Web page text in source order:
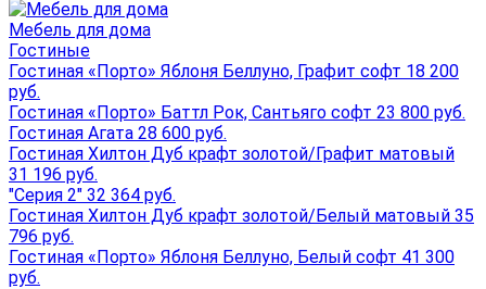
Мебель для дома
Гостиные
Гостиная «Порто» Яблоня Беллуно, Графит софт 18 200
руб.
Гостиная «Порто» Баттл Рок, Сантьяго софт 23 800 руб.
Гостиная Агата 28 600 руб.
Гостиная Хилтон Дуб крафт золотой/Графит матовый
31 196 руб.
"Серия 2" 32 364 руб.
Гостиная Хилтон Дуб крафт золотой/Белый матовый 35
796 руб.
Гостиная «Порто» Яблоня Беллуно, Белый софт 41 300
руб.